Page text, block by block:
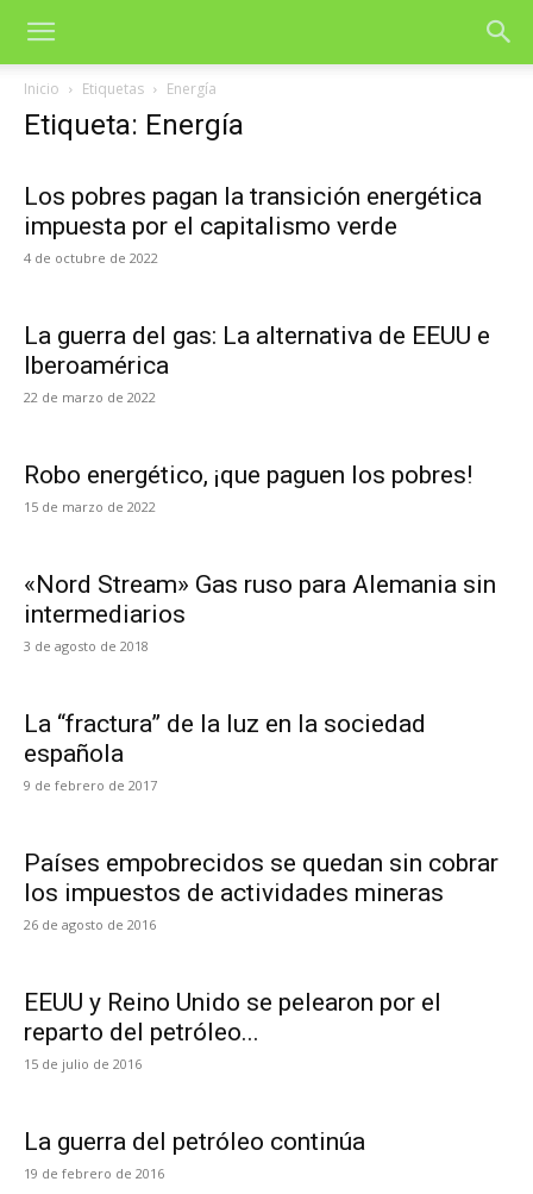
Inicio Etiquetas Energía
Etiqueta: Energía
Los pobres pagan la transición energética
impuesta por el capitalismo verde
4 de octubre de 2022
La guerra del gas: La alternativa de EEUU e
Iberoamérica
22 de marzo de 2022
Robo energético, ¡que paguen los pobres!
15 de marzo de 2022
«Nord Stream» Gas ruso para Alemania sin
intermediarios
3 de agosto de 2018
La “fractura” de la luz en la sociedad
española
9 de febrero de 2017
Países empobrecidos se quedan sin cobrar
los impuestos de actividades mineras
26 de agosto de 2016
EEUU y Reino Unido se pelearon por el
reparto del petróleo...
15 de julio de 2016
La guerra del petróleo continúa
19 de febrero de 2016